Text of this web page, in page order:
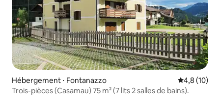
Hébergement ⋅ Fontanazzo Évaluation
4,8 (10)
Trois-pièces (Casamau) 75 m² (7 lits 2 salles de bains).